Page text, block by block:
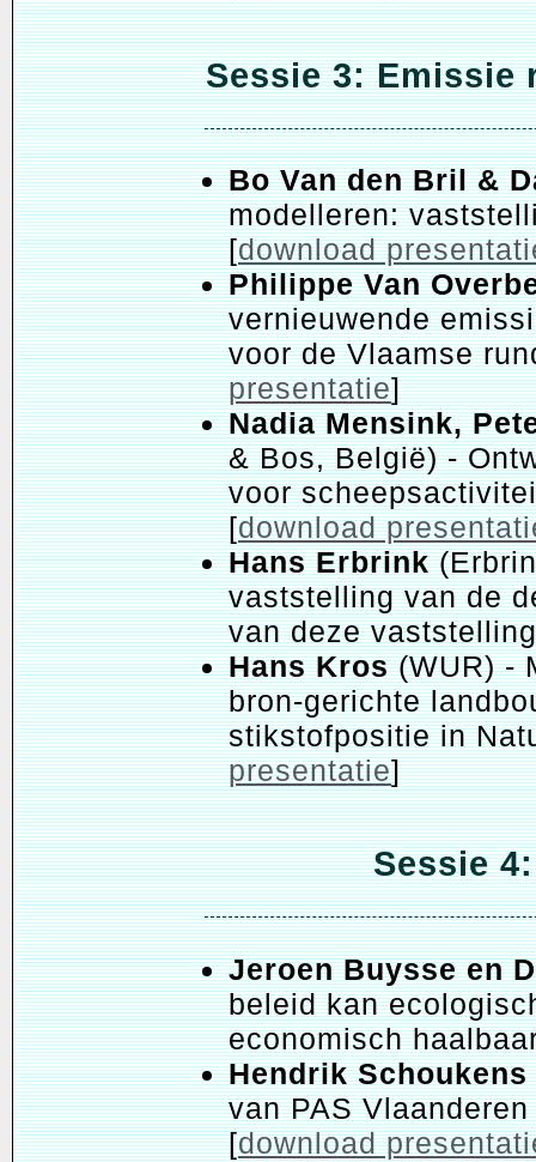
Sessie 3: Emissie
Bo Van den Bril &
modelleren:
[download
Philippe Van
vernieuwende
voor de Vlaamse
presentatie]
Nadia Mensink,
& Bos, België) -
voor
[download
Hans Erbrink
vaststelling van de
van deze
Hans Kros(WUR) -
bron-gerichte
stikstofpositie in
presentatie]
Sessie
Jeroen Buysse en
beleid kan
economisch
Hendrik Schoukens
van PAS
[download